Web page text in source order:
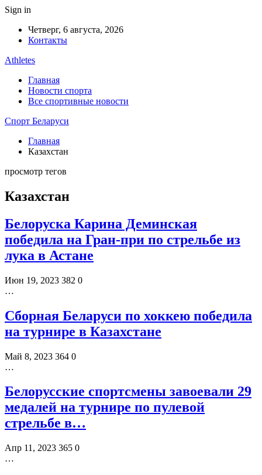
Sign in
Четверг, 6 августа, 2026
Контакты
Athletes
Главная
Новости спорта
Все спортивные новости
Спорт Беларуси
Главная
Казахстан
просмотр тегов
Казахстан
Белоруска Карина Деминская
победила на Гран-при по стрельбе из
лука в Астане
Июн 19, 2023 382 0
…
Сборная Беларуси по хоккею победила
на турнире в Казахстане
Май 8, 2023 364 0
…
Белорусские спортсмены завоевали 29
медалей на турнире по пулевой
стрельбе в…
Апр 11, 2023 365 0
…